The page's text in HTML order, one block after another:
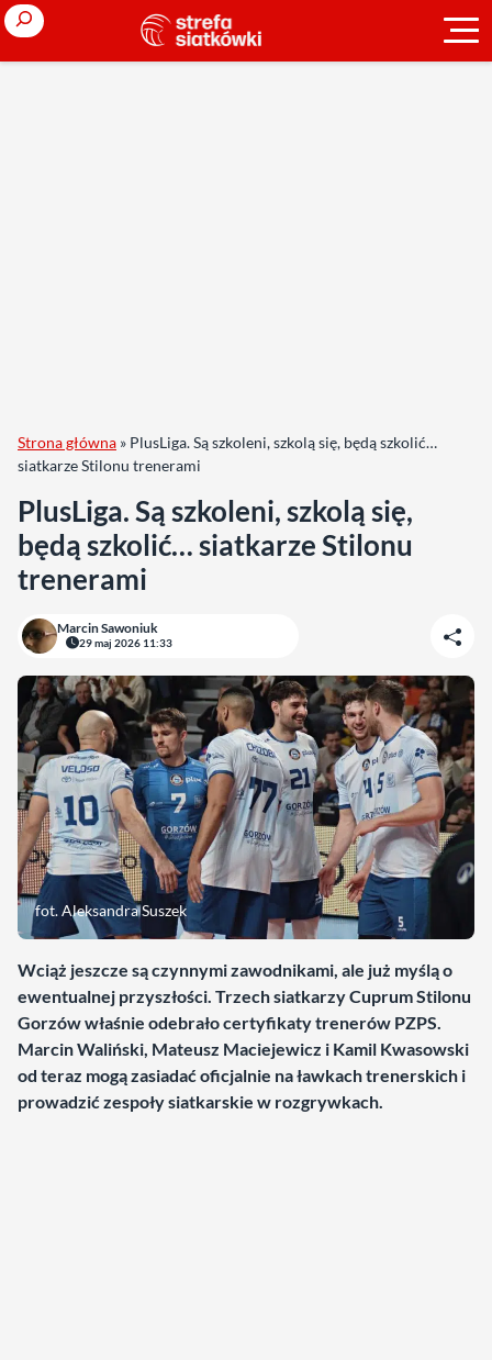
Search
Strona główna » PlusLiga. Są szkoleni, szkolą się, będą szkolić…
siatkarze Stilonu trenerami
PlusLiga. Są szkoleni, szkolą się,
będą szkolić… siatkarze Stilonu
trenerami
Marcin Sawoniuk
29 maj 2026 11:33
fot. Aleksandra Suszek
Wciąż jeszcze są czynnymi zawodnikami, ale już myślą o
ewentualnej przyszłości. Trzech siatkarzy Cuprum Stilonu
Gorzów właśnie odebrało certyfikaty trenerów PZPS.
Marcin Waliński, Mateusz Maciejewicz i Kamil Kwasowski
od teraz mogą zasiadać oficjalnie na ławkach trenerskich i
prowadzić zespoły siatkarskie w rozgrywkach.